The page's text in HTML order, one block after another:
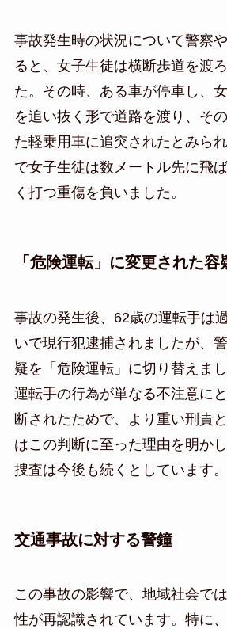
事故発生時の状況について警察
ると、女子生徒は横断歩道を渡
た。その時、ある車が停車し、
を追い抜く形で道路を渡り、そ
た軽乗用車に追突されたとみら
で女子生徒は数メートル先に飛
く打つ重傷を負いました。
「危険運転」に変更された容
事故の発生後、62歳の運転手は
いで現行犯逮捕されましたが、
疑を「危険運転」に切り替えま
運転手の行為が単なる不注意に
断されたためで、より重い刑責
はこの判断に至った理由を明か
捜査は今後も続くとしています。
交通事故に対する警鐘
この事故の影響で、地域社会で
性が再認識されています。特に